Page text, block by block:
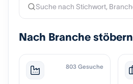
Nach Branche stöbern
803 Gesuche